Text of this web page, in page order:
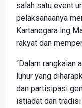
salah satu event
pelaksanaanya
Kartanegara ing
rakyat dan
“Dalam rangkaian
luhur yang
dan partisipasi
istiadat dan tradisi